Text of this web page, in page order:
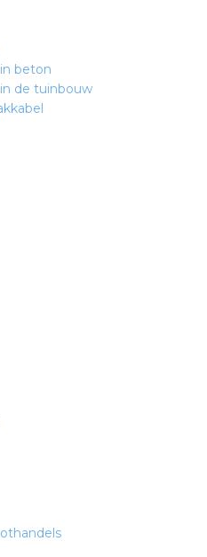
beton
de tuinbouw